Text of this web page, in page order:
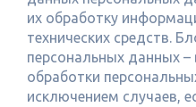
их обработку
технических средств.
персональных данных
обработки
исключением случаев,